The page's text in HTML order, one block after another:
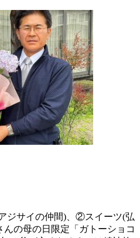
ジサイの仲間)、②スイーツ(弘
の母の日限定「ガトーショコ